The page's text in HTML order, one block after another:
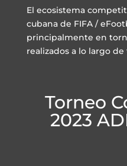
El ecosistema
cubana de FIFA /
principalmente en
realizados a lo largo
Torneo
2023